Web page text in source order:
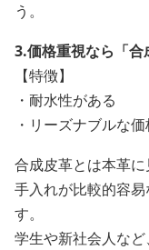
う。
3.価格重視なら「合
【特徴】
・耐水性がある
・リーズナブルな価
合成皮革とは本革に
手入れが比較的容
す。
学生や新社会人な